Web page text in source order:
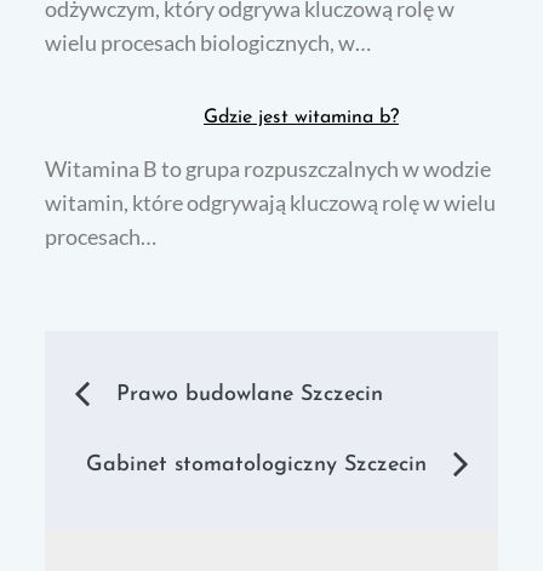
odżywczym, który odgrywa kluczową rolę w
wielu procesach biologicznych, w…
Gdzie jest witamina b?
Witamina B to grupa rozpuszczalnych w wodzie
witamin, które odgrywają kluczową rolę w wielu
procesach…
Nawigacja
wpisu
Prawo budowlane Szczecin
Gabinet stomatologiczny Szczecin